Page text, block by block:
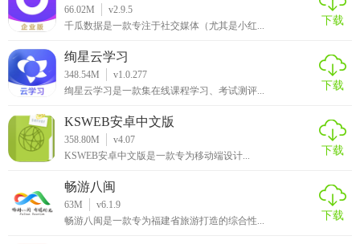
阅读体验，成为众多读者的首选。其简洁的界面设计和强大
的功能使得用户在享受阅读的同时，也能感受到便捷与舒
适。无论是小说爱好者还是漫画迷，布咕阅读都能提供丰富
的选择，满足不同用户的需求。然而，需要注意的是，尽管
布咕阅读提供大量免费内容，但部分资源可能需要付费或需
要用户完成特定任务才能获得访问权限。总体来说，布咕阅
读是一款值得推荐的阅读应用。
66.02M
v2.9.5
千瓜数据是一款专注于社交媒体（尤其是小红...
下载
绚星云学习
348.54M
v1.0.277
绚星云学习是一款集在线课程学习、考试测评...
下载
KSWEB安卓中文版
358.80M
v4.07
KSWEB安卓中文版是一款专为移动端设计...
下载
畅游八闽
63M
v6.1.9
畅游八闽是一款专为福建省旅游打造的综合性...
下载